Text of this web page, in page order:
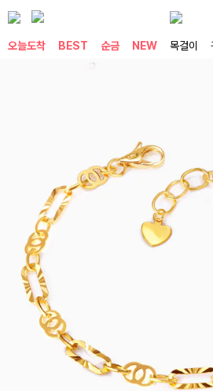
오늘도착 BEST 순금 NEW 목걸이